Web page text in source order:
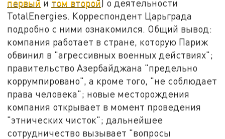
первый и том второй) о деятельности
TotalEnergies. Корреспондент Царьграда
подробно с ними ознакомился. Общий вывод:
компания работает в стране, которую Париж
обвинил в "агрессивных военных действиях";
правительство Азербайджана "предельно
коррумпировано", а кроме того, "не соблюдает
права человека"; новые месторождения
компания открывает в момент проведения
"этнических чисток"; дальнейшее
сотрудничество вызывает "вопросы